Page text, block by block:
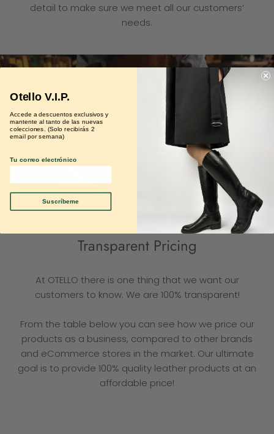
detail to make sure we meet all our customers’
needs.
Transparent Pricing
At OTELLO there is one thing that we want our
customers to know. We are 100% transparent!
From the table below you can see how we price our
products as a business, compared to other brands
and eCommerce stores in the market. Our ultimate
goal is to provide 100% quality leather products at an
affordable price!
Otello V.I.P.
Accede a descuentos exclusivos y
mantente al tanto de las nuevas
colecciones. (Solo recibirás 2
email por semana)
Tu correo electrónico
Suscríbeme